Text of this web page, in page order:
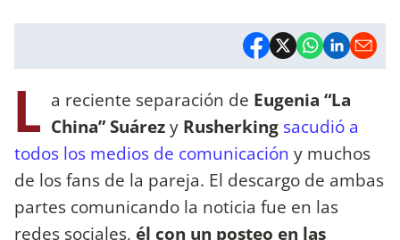
L a reciente separación de Eugenia “La
China” Suárezy Rusherking sacudió a
todos los medios de comunicación y muchos
de los fans de la pareja. El descargo de ambas
partes comunicando la noticia fue en las
redes sociales, él con un posteo en las